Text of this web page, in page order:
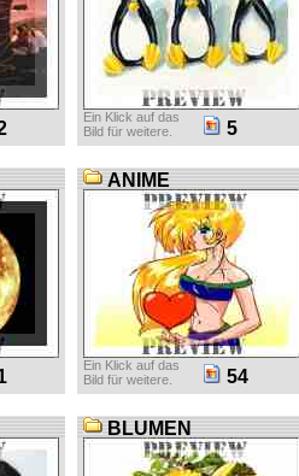
Ein Klick auf das
Bild für weitere.
5
ANIME
Ein Klick auf das
Bild für weitere.
54
BLUMEN